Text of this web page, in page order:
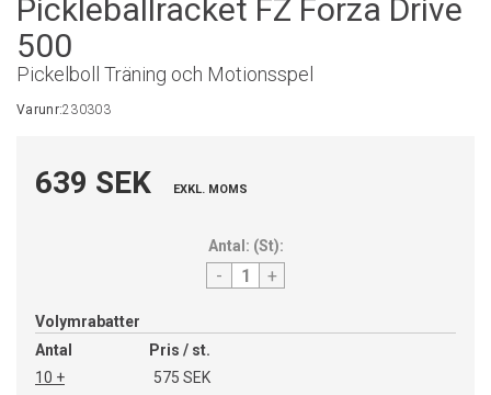
Pickleballracket FZ Forza Drive
500
Pickelboll Träning och Motionsspel
Varunr:230303
639 SEK EXKL. MOMS
Antal: (St):
- +
Volymrabatter
Antal
Pris / st.
10 +
575 SEK